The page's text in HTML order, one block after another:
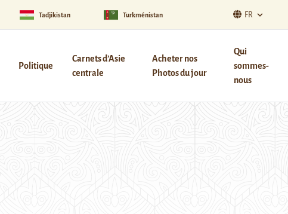
Tadjikistan Turkménistan FR
Politique
Carnets d’Asie
centrale
Acheter nos
Photos du jour
Qui
sommes-
nous